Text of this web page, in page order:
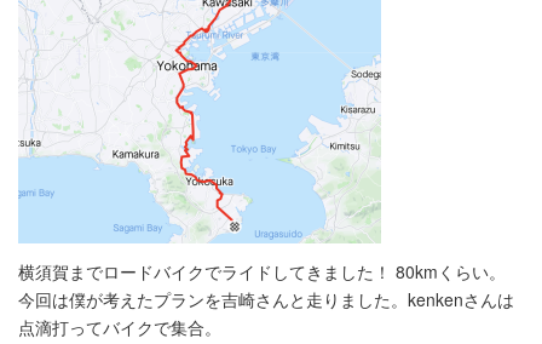
横須賀までロードバイクでライドしてきました！ 80kmくらい。
今回は僕が考えたプランを吉崎さんと走りました。kenkenさんは
点滴打ってバイクで集合。